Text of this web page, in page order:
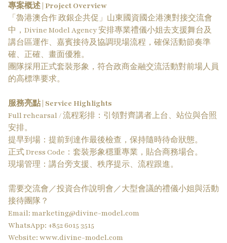
專案概述 | Project Overview
「魯港澳合作 政銀企共促」山東國資國企港澳對接交流會
中，Divine Model Agency 安排專業禮儀小姐去支援舞台及
講台區運作、嘉賓接待及協調現場流程，確保活動節奏準
確、正確、畫面優雅。​​
團隊採用正式套裝形象，符合政商金融交流活動對前場人員
的高標準要求。
服務亮點 | Service Highlights
Full rehearsal / 流程彩排：引領對齊講者上台、站位與合照
安排。​
提早到場：提前到達作最後檢查，保持隨時待命狀態。​
正式 Dress Code：套裝形象穩重專業，貼合商務場合。​
現場管理：講台旁支援、秩序提示、流程跟進。​
需要交流會／投資合作說明會／大型會議的禮儀小姐與活動
接待團隊？
Email: marketing@divine-model.com
WhatsApp: +852 6015 3515
Website: www.divine-model.com